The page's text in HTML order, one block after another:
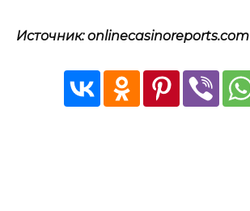
Источник: onlinecasinoreports.com